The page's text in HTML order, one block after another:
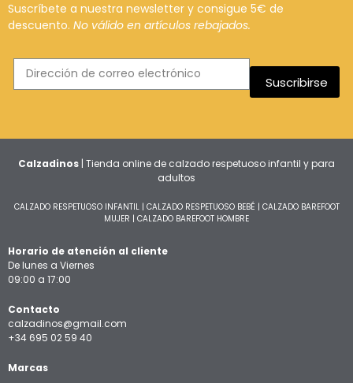
Suscríbete a nuestra newsletter y consigue 5€ de
descuento. No válido en artículos rebajados.
Suscribirse
Calzadinos | Tienda online de calzado respetuoso infantil y para
adultos
CALZADO RESPETUOSO INFANTIL| CALZADO RESPETUOSO BEBÉ | CALZADO BAREFOOT
MUJER | CALZADO BAREFOOT HOMBRE
Horario de atención al cliente
De lunes a Viernes
09:00 a 17:00
Contacto
calzadinos@gmail.com
+34 695 02 59 40
Marcas